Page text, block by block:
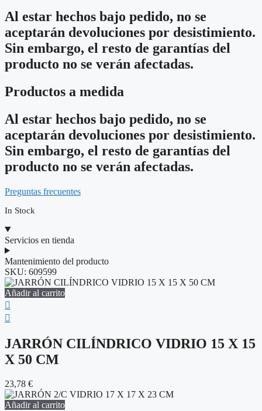
Al estar hechos bajo pedido, no se
aceptarán devoluciones por desistimiento.
Sin embargo, el resto de garantías del
producto no se verán afectadas.
Productos a medida
Al estar hechos bajo pedido, no se
aceptarán devoluciones por desistimiento.
Sin embargo, el resto de garantías del
producto no se verán afectadas.
Preguntas frecuentes
In Stock
Servicios en tienda
Mantenimiento del producto
SKU: 609599
Añadir al carrito
JARRÓN CILÍNDRICO VIDRIO 15 X 15
X 50 CM
23,78 €
Añadir al carrito